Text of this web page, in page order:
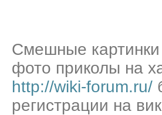
Смешные
фото приколы на
http://wiki-forum.ru/
регистрации на